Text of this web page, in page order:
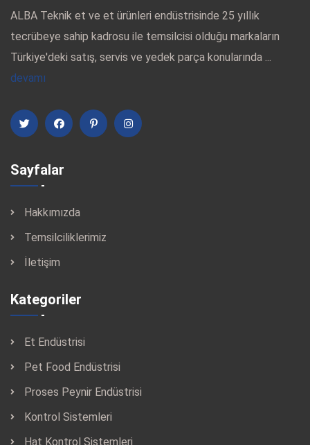
ALBA Teknik et ve et ürünleri endüstrisinde 25 yıllık
tecrübeye sahip kadrosu ile temsilcisi olduğu markaların
Türkiye'deki satış, servis ve yedek parça konularında ...
devamı
Sayfalar
Hakkımızda
Temsilciliklerimiz
İletişim
Kategoriler
Et Endüstrisi
Pet Food Endüstrisi
Proses Peynir Endüstrisi
Kontrol Sistemleri
Hat Kontrol Sistemleri